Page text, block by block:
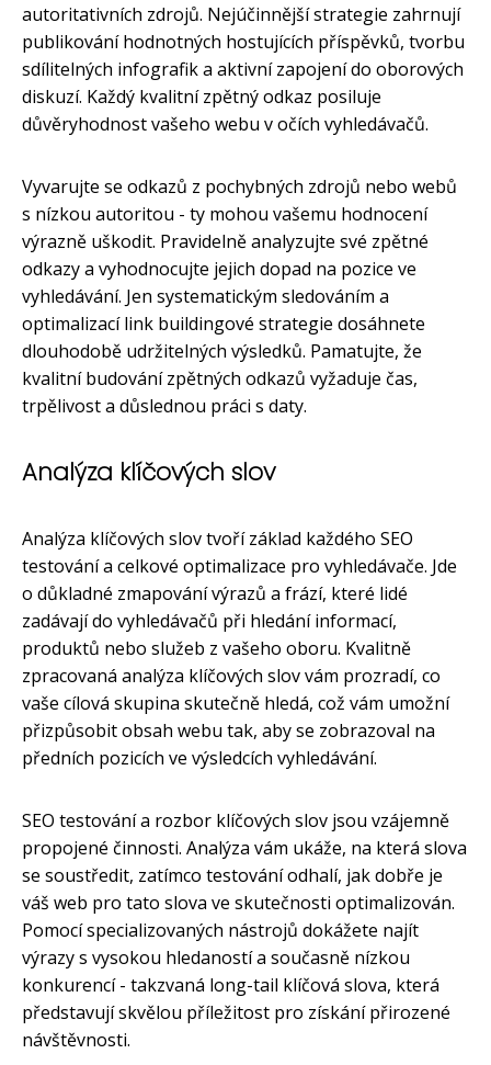
autoritativních zdrojů. Nejúčinnější strategie zahrnují
publikování hodnotných hostujících příspěvků, tvorbu
sdílitelných infografik a aktivní zapojení do oborových
diskuzí. Každý kvalitní zpětný odkaz posiluje
důvěryhodnost vašeho webu v očích vyhledávačů.
Vyvarujte se odkazů z pochybných zdrojů nebo webů
s nízkou autoritou - ty mohou vašemu hodnocení
výrazně uškodit. Pravidelně analyzujte své zpětné
odkazy a vyhodnocujte jejich dopad na pozice ve
vyhledávání. Jen systematickým sledováním a
optimalizací link buildingové strategie dosáhnete
dlouhodobě udržitelných výsledků. Pamatujte, že
kvalitní budování zpětných odkazů vyžaduje čas,
trpělivost a důslednou práci s daty.
Analýza klíčových slov
Analýza klíčových slov tvoří základ každého SEO
testování a celkové optimalizace pro vyhledávače. Jde
o důkladné zmapování výrazů a frází, které lidé
zadávají do vyhledávačů při hledání informací,
produktů nebo služeb z vašeho oboru. Kvalitně
zpracovaná analýza klíčových slov vám prozradí, co
vaše cílová skupina skutečně hledá, což vám umožní
přizpůsobit obsah webu tak, aby se zobrazoval na
předních pozicích ve výsledcích vyhledávání.
SEO testování a rozbor klíčových slov jsou vzájemně
propojené činnosti. Analýza vám ukáže, na která slova
se soustředit, zatímco testování odhalí, jak dobře je
váš web pro tato slova ve skutečnosti optimalizován.
Pomocí specializovaných nástrojů dokážete najít
výrazy s vysokou hledaností a současně nízkou
konkurencí - takzvaná long-tail klíčová slova, která
představují skvělou příležitost pro získání přirozené
návštěvnosti.